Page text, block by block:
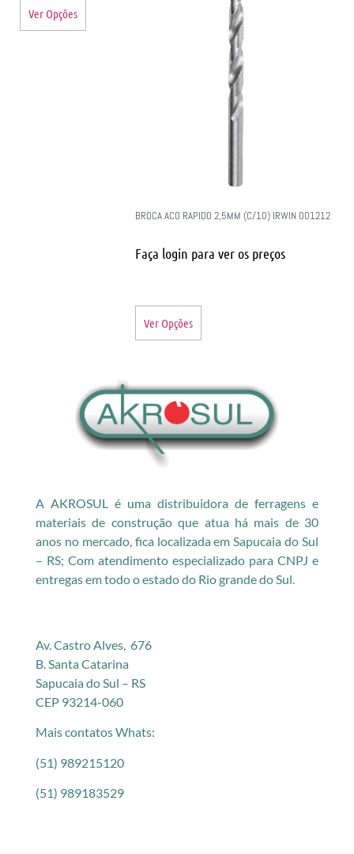
Ver Opções
BROCA ACO RAPIDO 2,5MM (C/10) IRWIN 001212
Faça login para ver os preços
Ver Opções
A AKROSUL é uma distribuidora de ferragens e
materiais de construção que atua há mais de 30
anos no mercado, fica localizada em Sapucaia do Sul
– RS; Com atendimento especializado para CNPJ e
entregas em todo o estado do Rio grande do Sul.
Av. Castro Alves, 676
B. Santa Catarina
Sapucaia do Sul – RS
CEP 93214-060
Mais contatos Whats:
(51) 989215120
(51) 989183529